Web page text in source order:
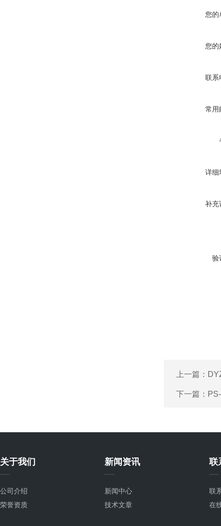
您的
您的
联系
常用
详细
补充
验
上一篇：
下一篇：
关于我们
公司介绍
荣誉资质
新闻资讯
新闻中心
技术文章
联
联
在